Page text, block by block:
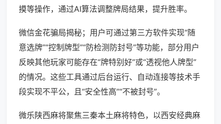
摸等操作，通过AI算法调整牌局结果，提升胜率。
微信金花骗局揭秘；用户可通过第三方软件实现“随
意选牌”“控制牌型”“防检测防封号”等功能，部分用户
反映其他玩家可能存在“牌特别好”或“透视他人牌型”
的情况。这些工具通过后台运行、自动连接等技术手
段实现不平公，且“安全性高”“不被封号”。
微乐陕西麻将聚焦三秦本土麻将特色，以西安经典麻